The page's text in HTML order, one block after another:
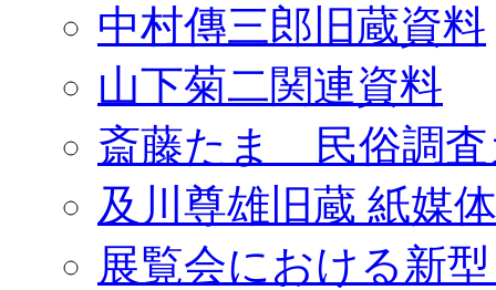
中村傳三郎旧蔵資料
山下菊二関連資料
斎藤たま 民俗調査
及川尊雄旧蔵 紙媒
展覧会における新